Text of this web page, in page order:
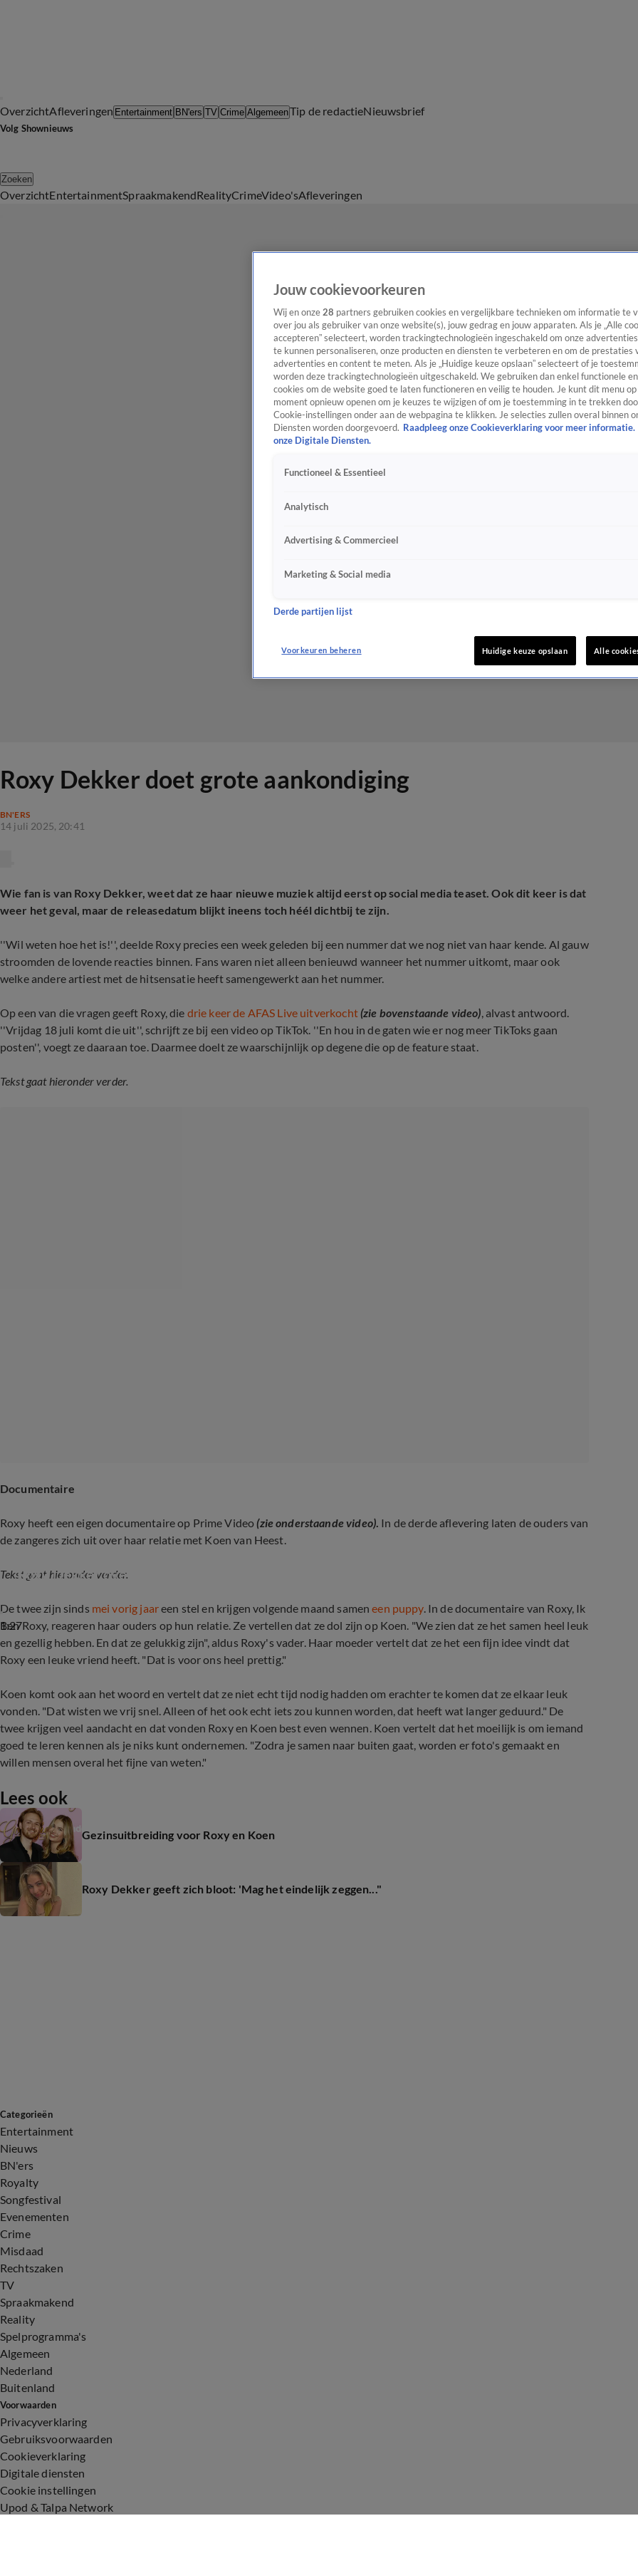
OverzichtAfleveringen Entertainment BN'ers TV Crime AlgemeenTip de redactieNieuwsbrief
Volg Shownieuws
Zoeken
OverzichtEntertainmentSpraakmakendRealityCrimeVideo'sAfleveringen
Roxy Dekker doet grote aankondiging
BN'ERS
14 juli 2025, 20:41
Wie fan is van Roxy Dekker, weet dat ze haar nieuwe muziek altijd eerst op social media teaset. Ook dit keer is dat
weer het geval, maar de releasedatum blijkt ineens toch héél dichtbij te zijn.
''Wil weten hoe het is!'', deelde Roxy precies een week geleden bij een nummer dat we nog niet van haar kende. Al gauw
stroomden de lovende reacties binnen. Fans waren niet alleen benieuwd wanneer het nummer uitkomt, maar ook
welke andere artiest met de hitsensatie heeft samengewerkt aan het nummer.
Op een van die vragen geeft Roxy, die drie keer de AFAS Live uitverkocht(zie bovenstaande video), alvast antwoord.
''Vrijdag 18 juli komt die uit'', schrijft ze bij een video op TikTok. ''En hou in de gaten wie er nog meer TikToks gaan
posten'', voegt ze daaraan toe. Daarmee doelt ze waarschijnlijk op degene die op de feature staat.
Tekst gaat hieronder verder.
Documentaire
Roxy heeft een eigen documentaire op Prime Video(zie onderstaande video). In de derde aflevering laten de ouders van
de zangeres zich uit over haar relatie met Koen van Heest.
Tekst gaat hieronder verder.
1:27
Roxy Dekker over documentaire
De twee zijn sinds mei vorig jaareen stel en krijgen volgende maand sameneen puppy. In de documentaire van Roxy, Ik
Ben Roxy, reageren haar ouders op hun relatie. Ze vertellen dat ze dol zijn op Koen. "We zien dat ze het samen heel leuk
en gezellig hebben. En dat ze gelukkig zijn", aldus Roxy's vader. Haar moeder vertelt dat ze het een fijn idee vindt dat
Roxy een leuke vriend heeft. "Dat is voor ons heel prettig."
Koen komt ook aan het woord en vertelt dat ze niet echt tijd nodig hadden om erachter te komen dat ze elkaar leuk
vonden. "Dat wisten we vrij snel. Alleen of het ook echt iets zou kunnen worden, dat heeft wat langer geduurd." De
twee krijgen veel aandacht en dat vonden Roxy en Koen best even wennen. Koen vertelt dat het moeilijk is om iemand
goed te leren kennen als je niks kunt ondernemen. "Zodra je samen naar buiten gaat, worden er foto's gemaakt en
willen mensen overal het fijne van weten."
Lees ook
Gezinsuitbreiding voor Roxy en Koen
Roxy Dekker geeft zich bloot: 'Mag het eindelijk zeggen..."
Categorieën
Entertainment
Nieuws
BN'ers
Royalty
Songfestival
Evenementen
Crime
Misdaad
Rechtszaken
TV
Spraakmakend
Reality
Spelprogramma's
Algemeen
Nederland
Buitenland
Voorwaarden
Privacyverklaring
Gebruiksvoorwaarden
Cookieverklaring
Digitale diensten
Cookie instellingen
Upod & Talpa Network
Jouw cookievoorkeuren
Wij en onze 28 partners gebruiken cookies en vergelijkbare technieken om informatie te
over jou als gebruiker van onze website(s), jouw gedrag en jouw apparaten. Als je „Alle
accepteren” selecteert, worden trackingtechnologieën ingeschakeld om onze
te kunnen personaliseren, onze producten en diensten te verbeteren en om de prestaties
advertenties en content te meten. Als je „Huidige keuze opslaan” selecteert of je
worden deze trackingtechnologieën uitgeschakeld. We gebruiken dan enkel functionele
cookies om de website goed te laten functioneren en veilig te houden. Je kunt dit menu
moment opnieuw openen om je keuzes te wijzigen of om je toestemming in te trekken
Cookie-instellingen onder aan de webpagina te klikken. Je selecties zullen overal binnen
Diensten worden doorgevoerd. Raadpleeg onze Cookieverklaring voor meer informatie.
onze Digitale Diensten.
Functioneel & Essentieel
Analytisch
Advertising & Commercieel
Marketing & Social media
Derde partijen lijst
Voorkeuren beheren Huidige keuze opslaan Alle